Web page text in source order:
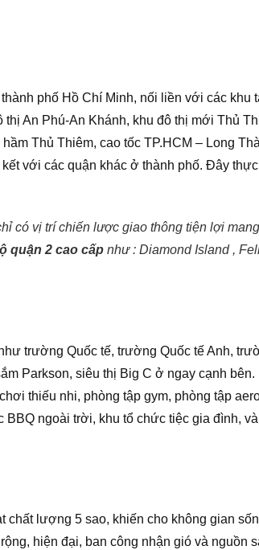
phố Hồ Chí Minh, nối liền với các khu
An Phú-An Khánh, khu đô thị mới Thủ
Thủ Thiêm, cao tốc TP.HCM – Long
với các quận khác ở thành phố. Đây
có vị trí chiến lược giao thông tiện lợi
quận 2 cao cấp như : Diamond Island ,
trường Quốc tế, trường Quốc tế Anh,
Parkson, siêu thị Big C ở ngay cạnh
thiếu nhi, phòng tập gym, phòng tập
ngoài trời, khu tổ chức tiệc gia đình,
lượng 5 sao, khiến cho không gian
hiện đại, ban công nhận gió và nguồn